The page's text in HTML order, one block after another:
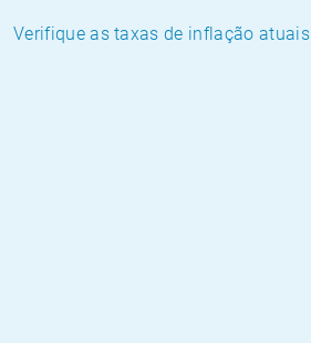
Verifique as taxas de inflação atuais